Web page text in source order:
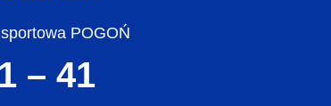
POGOŃ
– 41